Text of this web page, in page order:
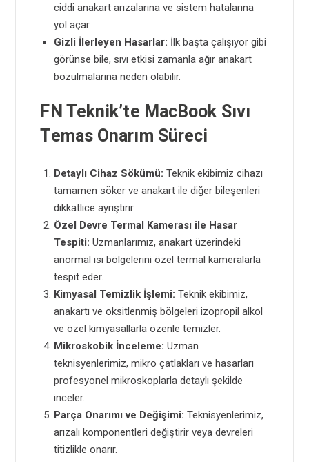
ciddi anakart arızalarına ve sistem hatalarına
yol açar.
Gizli İlerleyen Hasarlar: İlk başta çalışıyor gibi
görünse bile, sıvı etkisi zamanla ağır anakart
bozulmalarına neden olabilir.
FN Teknik’te MacBook Sıvı
Temas Onarım Süreci
Detaylı Cihaz Sökümü: Teknik ekibimiz cihazı
tamamen söker ve anakart ile diğer bileşenleri
dikkatlice ayrıştırır.
Özel Devre Termal Kamerası ile Hasar
Tespiti: Uzmanlarımız, anakart üzerindeki
anormal ısı bölgelerini özel termal kameralarla
tespit eder.
Kimyasal Temizlik İşlemi: Teknik ekibimiz,
anakartı ve oksitlenmiş bölgeleri izopropil alkol
ve özel kimyasallarla özenle temizler.
Mikroskobik İnceleme: Uzman
teknisyenlerimiz, mikro çatlakları ve hasarları
profesyonel mikroskoplarla detaylı şekilde
inceler.
Parça Onarımı ve Değişimi: Teknisyenlerimiz,
arızalı komponentleri değiştirir veya devreleri
titizlikle onarır.